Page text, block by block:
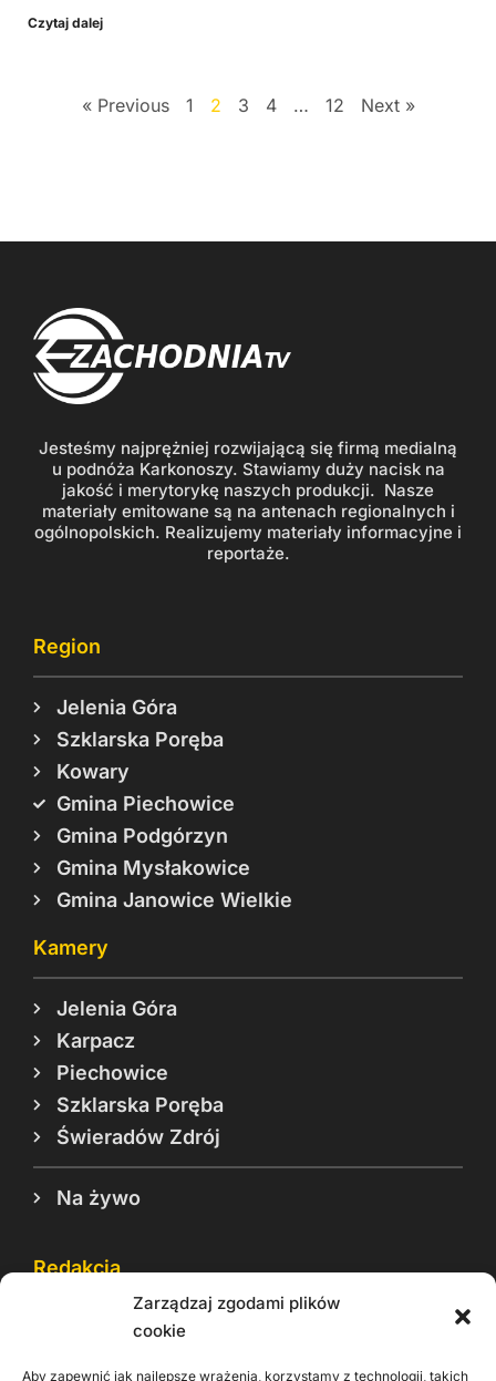
Zarządzaj zgodami plików
cookie
Aby zapewnić jak najlepsze wrażenia, korzystamy z technologii, takich
Czytaj dalej
« Previous 1 2 3 4 … 12 Next »
Jesteśmy najprężniej rozwijającą się firmą medialną
u podnóża Karkonoszy. Stawiamy duży nacisk na
jakość i merytorykę naszych produkcji. Nasze
materiały emitowane są na antenach regionalnych i
ogólnopolskich. Realizujemy materiały informacyjne i
reportaże.
Region
Jelenia Góra
Szklarska Poręba
Kowary
Gmina Piechowice
Gmina Podgórzyn
Gmina Mysłakowice
Gmina Janowice Wielkie
Kamery
Jelenia Góra
Karpacz
Piechowice
Szklarska Poręba
Świeradów Zdrój
Na żywo
Redakcja
Reklama